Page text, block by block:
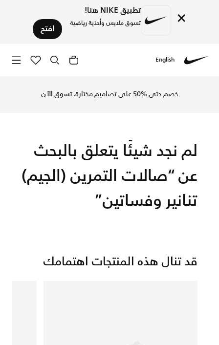
× تطبيق NIKE هنا!
تسوق ملابس وأحذية رياضية افتح
English
خصم حتى %50 على تصاميم مختارة. تسوق الآن
لم نجد شيئًا يتعلق بالبحث
عن “صالات التمرين (الجيم)
تنانير وفساتين”
قد تنال هذه المنتجات اهتمامك